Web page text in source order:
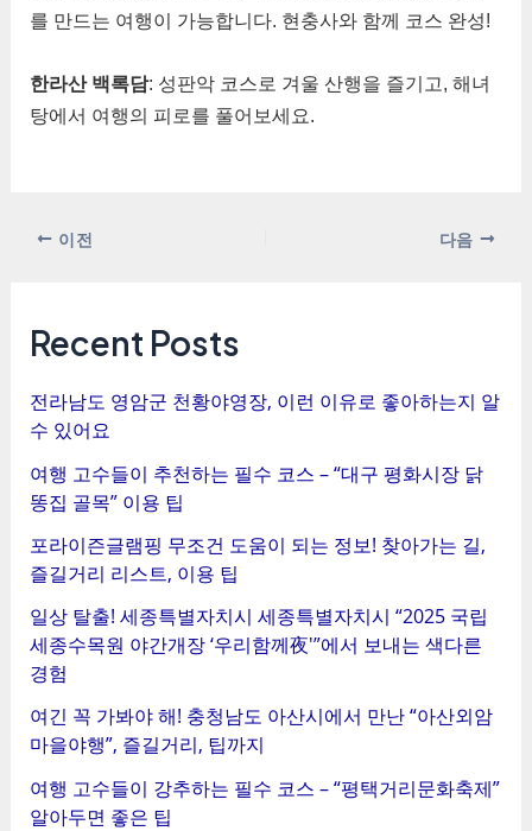
를 만드는 여행이 가능합니다. 현충사와 함께 코스 완성!
한라산 백록담: 성판악 코스로 겨울 산행을 즐기고, 해녀
탕에서 여행의 피로를 풀어보세요.
이전 다음
Recent Posts
전라남도 영암군 천황야영장, 이런 이유로 좋아하는지 알
수 있어요
여행 고수들이 추천하는 필수 코스 – “대구 평화시장 닭
똥집 골목” 이용 팁
포라이즌글램핑 무조건 도움이 되는 정보! 찾아가는 길,
즐길거리 리스트, 이용 팁
일상 탈출! 세종특별자치시 세종특별자치시 “2025 국립
세종수목원 야간개장 ‘우리함께夜'”에서 보내는 색다른
경험
여긴 꼭 가봐야 해! 충청남도 아산시에서 만난 “아산외암
마을야행”, 즐길거리, 팁까지
여행 고수들이 강추하는 필수 코스 – “평택거리문화축제”
알아두면 좋은 팁